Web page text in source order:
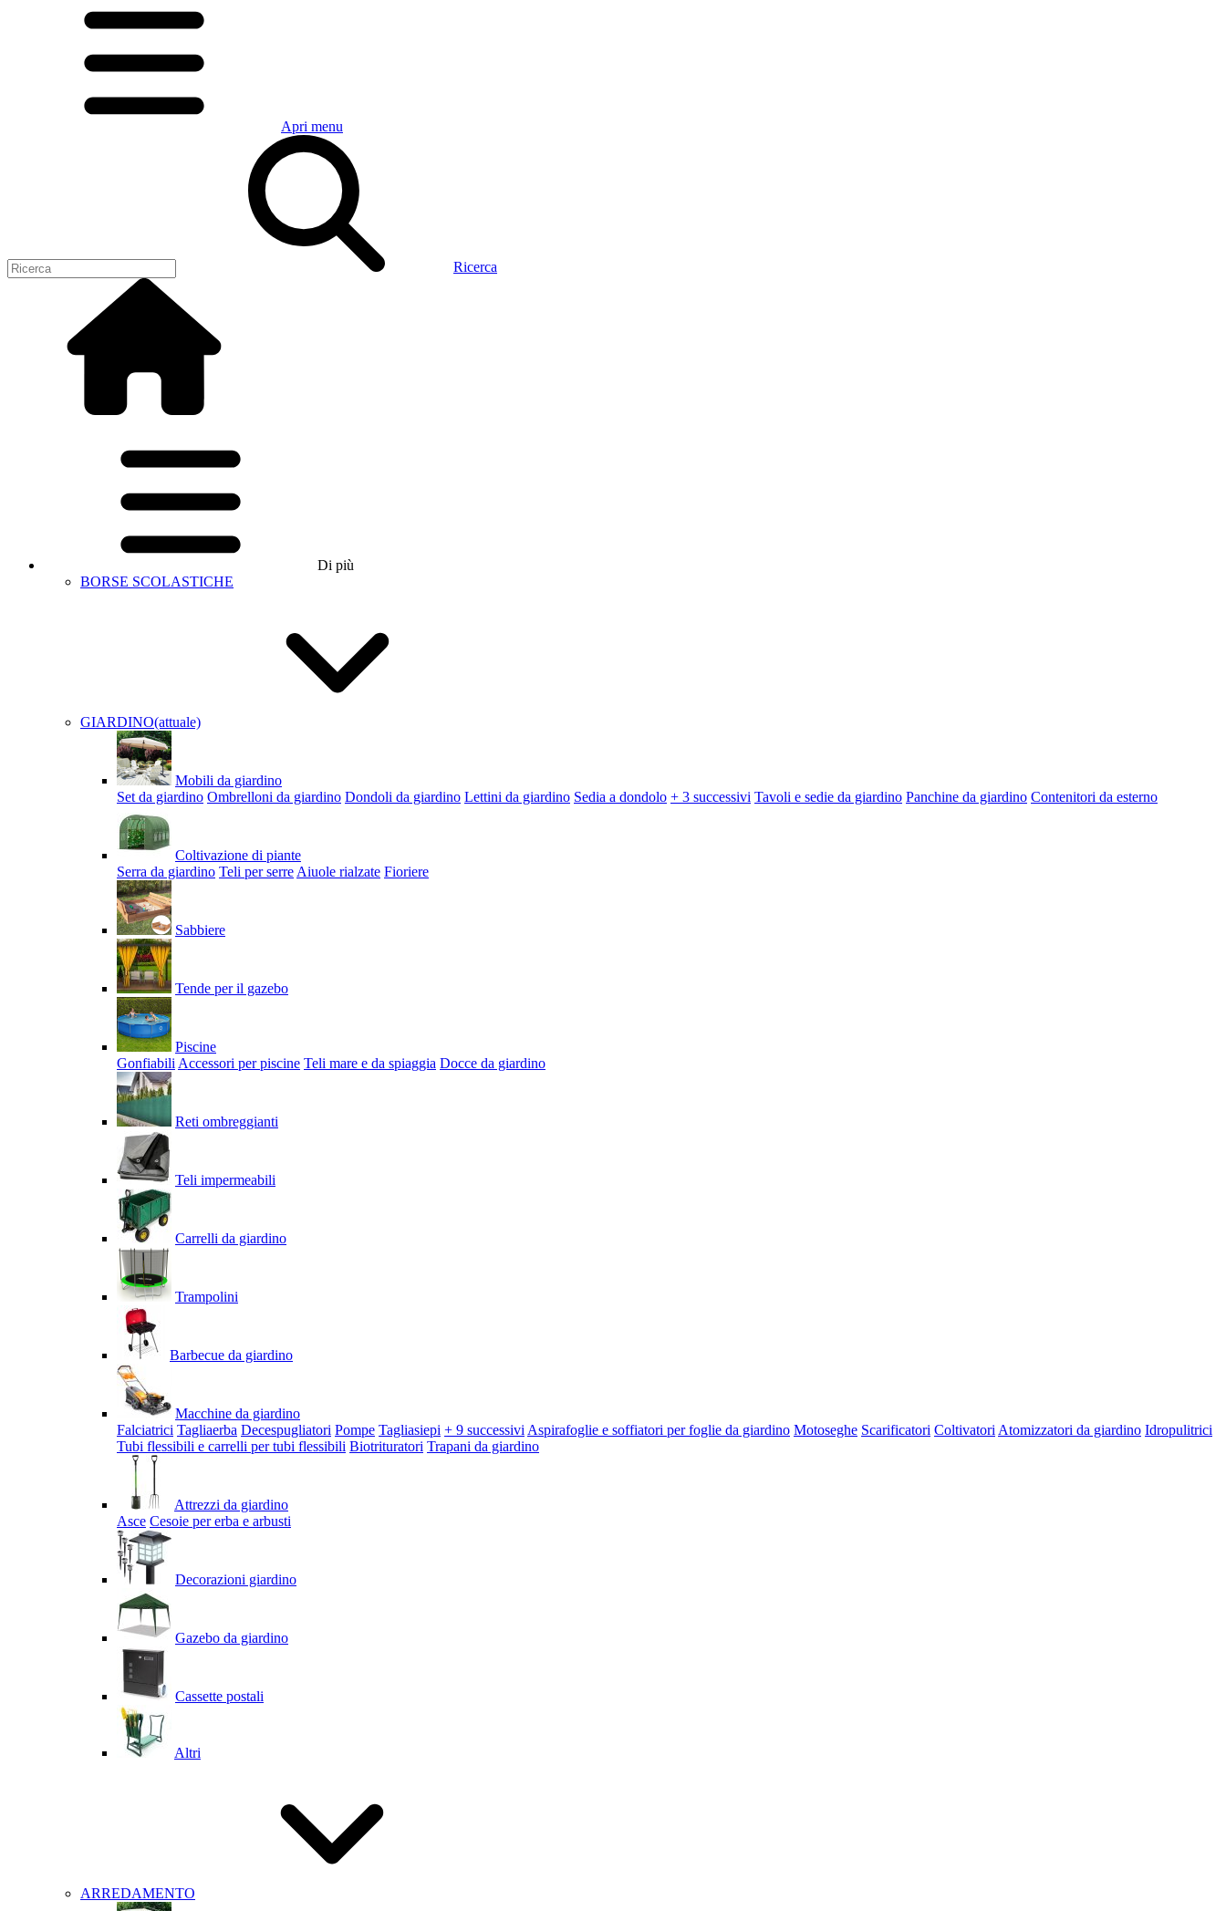
Apri menu
Ricerca
Di più
BORSE SCOLASTICHE
GIARDINO(attuale)
Mobili da giardino
Set da giardino Ombrelloni da giardino Dondoli da giardino Lettini da giardino Sedia a dondolo + 3 successivi Tavoli e sedie da giardino Panchine da giardino Contenitori da esterno
Coltivazione di piante
Serra da giardino Teli per serre Aiuole rialzate Fioriere
Sabbiere
Tende per il gazebo
Piscine
Gonfiabili Accessori per piscine Teli mare e da spiaggia Docce da giardino
Reti ombreggianti
Teli impermeabili
Carrelli da giardino
Trampolini
Barbecue da giardino
Macchine da giardino
Falciatrici Tagliaerba Decespugliatori Pompe Tagliasiepi + 9 successivi Aspirafoglie e soffiatori per foglie da giardino Motoseghe Scarificatori Coltivatori Atomizzatori da giardino Idropulitrici
Tubi flessibili e carrelli per tubi flessibili Biotrituratori Trapani da giardino
Attrezzi da giardino
Asce Cesoie per erba e arbusti
Decorazioni giardino
Gazebo da giardino
Cassette postali
Altri
ARREDAMENTO